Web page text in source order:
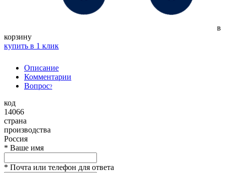
в
корзину
купить в 1 клик
Описание
Комментарии
Вопрос?
код
14066
страна
производства
Россия
* Ваше имя
* Почта или телефон для ответа